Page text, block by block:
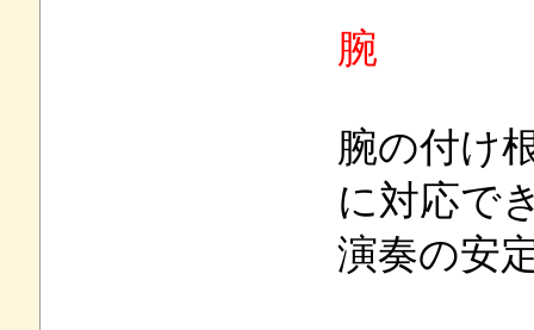
腕
腕の付け
に対応で
演奏の安